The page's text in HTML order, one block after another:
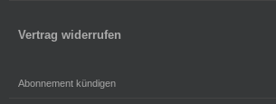
Vertrag widerrufen
Abonnement kündigen